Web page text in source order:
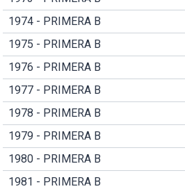
1974 - PRIMERA B
1975 - PRIMERA B
1976 - PRIMERA B
1977 - PRIMERA B
1978 - PRIMERA B
1979 - PRIMERA B
1980 - PRIMERA B
1981 - PRIMERA B